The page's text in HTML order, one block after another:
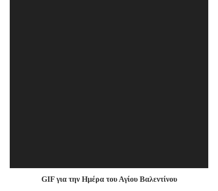
GIF για την Ημέρα του Αγίου Βαλεντίνου